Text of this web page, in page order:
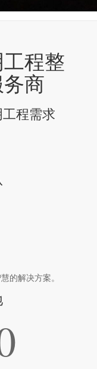
程整
商
程需求
的解决方案。